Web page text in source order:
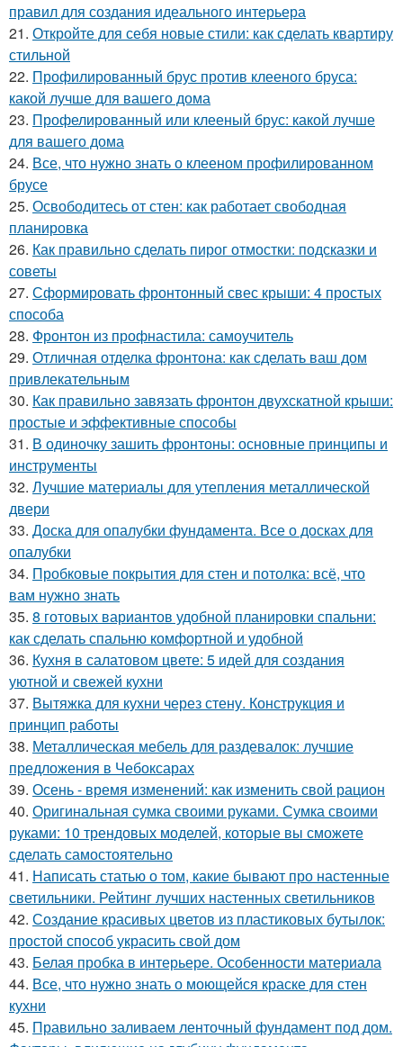
правил для создания идеального интерьера
21. Откройте для себя новые стили: как сделать квартиру
стильной
22. Профилированный брус против клееного бруса:
какой лучше для вашего дома
23. Профелированный или клееный брус: какой лучше
для вашего дома
24. Все, что нужно знать о клееном профилированном
брусе
25. Освободитесь от стен: как работает свободная
планировка
26. Как правильно сделать пирог отмостки: подсказки и
советы
27. Сформировать фронтонный свес крыши: 4 простых
способа
28. Фронтон из профнастила: самоучитель
29. Отличная отделка фронтона: как сделать ваш дом
привлекательным
30. Как правильно завязать фронтон двухскатной крыши:
простые и эффективные способы
31. В одиночку зашить фронтоны: основные принципы и
инструменты
32. Лучшие материалы для утепления металлической
двери
33. Доска для опалубки фундамента. Все о досках для
опалубки
34. Пробковые покрытия для стен и потолка: всё, что
вам нужно знать
35. 8 готовых вариантов удобной планировки спальни:
как сделать спальню комфортной и удобной
36. Кухня в салатовом цвете: 5 идей для создания
уютной и свежей кухни
37. Вытяжка для кухни через стену. Конструкция и
принцип работы
38. Металлическая мебель для раздевалок: лучшие
предложения в Чебоксарах
39. Осень - время изменений: как изменить свой рацион
40. Оригинальная сумка своими руками. Сумка своими
руками: 10 трендовых моделей, которые вы сможете
сделать самостоятельно
41. Написать статью о том, какие бывают про настенные
светильники. Рейтинг лучших настенных светильников
42. Создание красивых цветов из пластиковых бутылок:
простой способ украсить свой дом
43. Белая пробка в интерьере. Особенности материала
44. Все, что нужно знать о моющейся краске для стен
кухни
45. Правильно заливаем ленточный фундамент под дом.